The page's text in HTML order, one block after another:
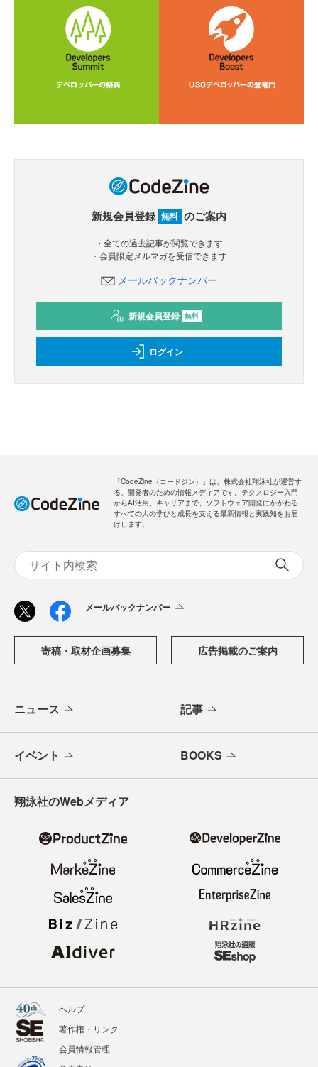
新規会員登録 無料 のご案内
・全ての過去記事が閲覧できます
・会員限定メルマガを受信できます
メールバックナンバー
新規会員登録 無料
ログイン
「CodeZine（コードジン）」は、株式会社翔泳社が運営す
る、開発者のための情報メディアです。テクノロジー入門
からAI活用、キャリアまで、ソフトウェア開発にかかわる
すべての人の学びと成長を支える最新情報と実践知をお届
けします。
メールバックナンバー
寄稿・取材企画募集 広告掲載のご案内
ニュース 記事
イベント BOOKS
翔泳社のWebメディア
ヘルプ
著作権・リンク
会員情報管理